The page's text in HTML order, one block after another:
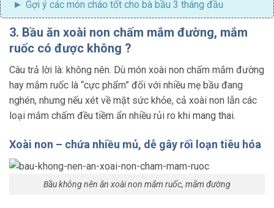
Gợi ý các món cháo tốt cho bà bầu 3 tháng đầu
3. Bầu ăn xoài non chấm mắm đường, mắm
ruốc có được không ?
Câu trả lời là: không nên. Dù món xoài non chấm mắm đường
hay mắm ruốc là “cực phẩm” đối với nhiều mẹ bầu đang
nghén, nhưng nếu xét về mặt sức khỏe, cả xoài non lẫn các
loại mắm chấm đều tiềm ẩn nhiều rủi ro khi mang thai.
Xoài non – chứa nhiều mủ, dễ gây rối loạn tiêu hóa
Bầu không nên ăn xoài non mắm ruốc, mắm đường